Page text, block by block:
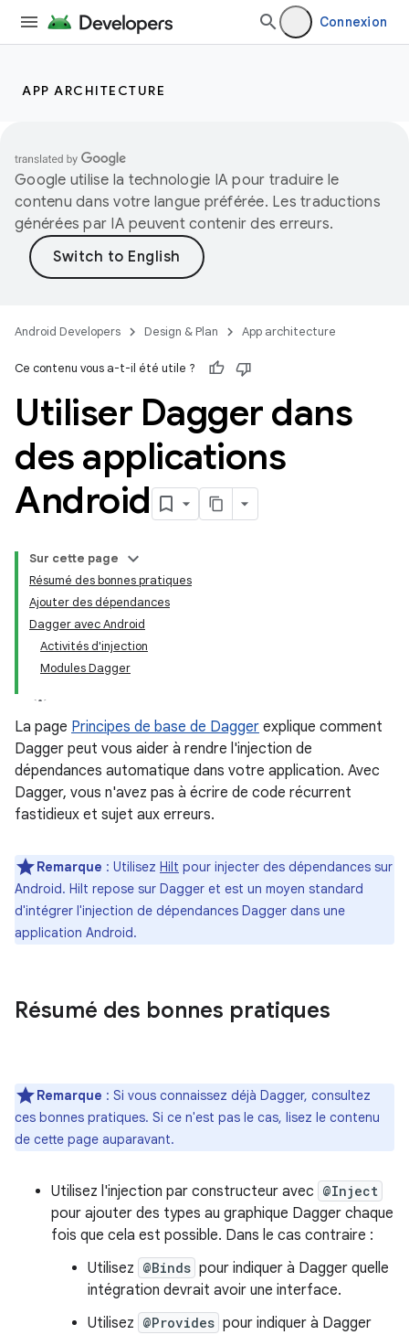
Connexion
APP ARCHITECTURE
Google utilise la technologie IA pour traduire le
contenu dans votre langue préférée. Les traductions
générées par IA peuvent contenir des erreurs.
Android Developers Design & Plan App architecture
Ce contenu vous a-t-il été utile ?
Utiliser Dagger dans
des applications
Android
Sur cette page
Résumé des bonnes pratiques
Ajouter des dépendances
Dagger avec Android
Activités d'injection
Modules Dagger
La page Principes de base de Dagger explique comment
Dagger peut vous aider à rendre l'injection de
dépendances automatique dans votre application. Avec
Dagger, vous n'avez pas à écrire de code récurrent
fastidieux et sujet aux erreurs.
Remarque : Utilisez Hilt pour injecter des dépendances sur
Android. Hilt repose sur Dagger et est un moyen standard
d'intégrer l'injection de dépendances Dagger dans une
application Android.
Résumé des bonnes pratiques
Remarque : Si vous connaissez déjà Dagger, consultez
ces bonnes pratiques. Si ce n'est pas le cas, lisez le contenu
de cette page auparavant.
Utilisez l'injection par constructeur avec @Inject
pour ajouter des types au graphique Dagger chaque
fois que cela est possible. Dans le cas contraire :
Utilisez @Binds pour indiquer à Dagger quelle
intégration devrait avoir une interface.
Utilisez @Provides pour indiquer à Dagger